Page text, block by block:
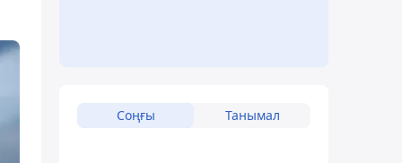
Соңғы Танымал